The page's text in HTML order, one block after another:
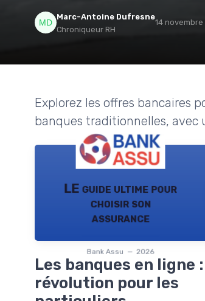
Marc-Antoine Dufresne
Chroniqueur RH
14
Explorez les offres bancaires
banques traditionnelles, avec
LE guide ultime pour
choisir son
assurance
Bank Assu — 2026
Les banques en ligne
révolution pour les